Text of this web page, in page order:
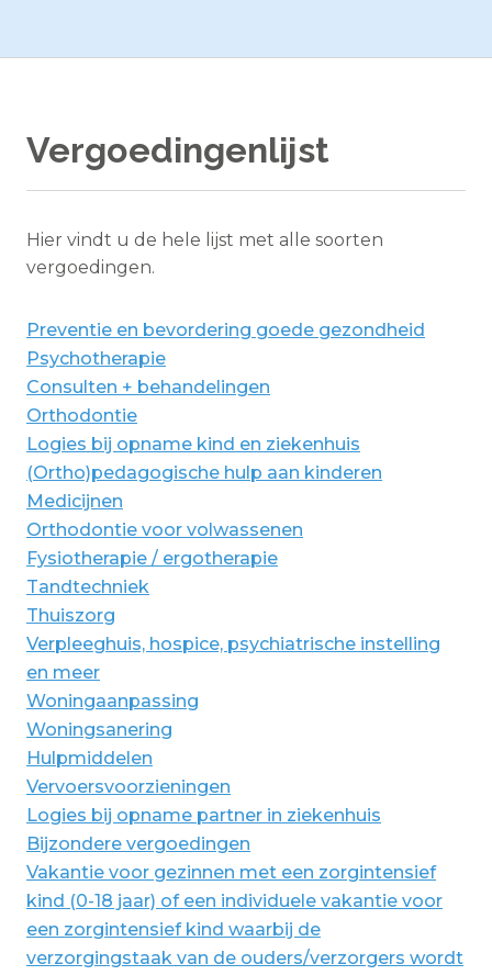
Vergoedingenlijst
Hier vindt u de hele lijst met alle soorten
vergoedingen.
Preventie en bevordering goede gezondheid
Psychotherapie
Consulten + behandelingen
Orthodontie
Logies bij opname kind en ziekenhuis
(Ortho)pedagogische hulp aan kinderen
Medicijnen
Orthodontie voor volwassenen
Fysiotherapie / ergotherapie
Tandtechniek
Thuiszorg
Verpleeghuis, hospice, psychiatrische instelling
en meer
Woningaanpassing
Woningsanering
Hulpmiddelen
Vervoersvoorzieningen
Logies bij opname partner in ziekenhuis
Bijzondere vergoedingen
Vakantie voor gezinnen met een zorgintensief
kind (0-18 jaar) of een individuele vakantie voor
een zorgintensief kind waarbij de
verzorgingstaak van de ouders/verzorgers wordt